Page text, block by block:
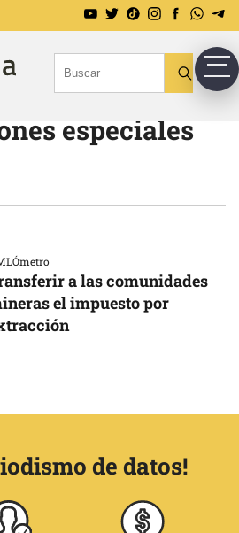
especiales
a las comunidades
el impuesto por
de datos!